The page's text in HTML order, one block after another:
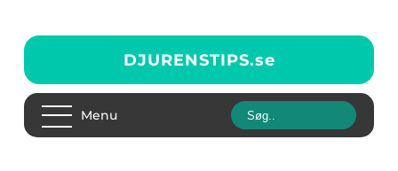
DJURENSTIPS.se
Menu